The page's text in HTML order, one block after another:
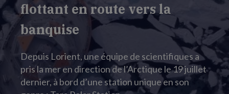
flottant en route vers la
banquise
Depuis Lorient, une équipe de scientifiques a
pris la mer en direction de l’Arctique le 19 juillet
dernier, à bord d’une station unique en son